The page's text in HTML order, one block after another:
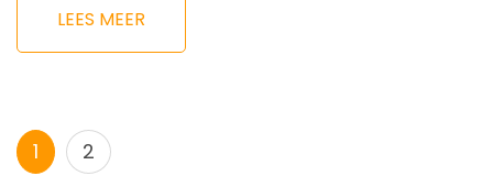
LEES MEER
Berichtnavigatie
Pagina
1 Pagina
2